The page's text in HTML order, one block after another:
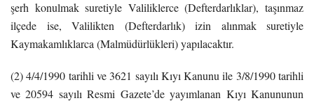
şerh konulmak suretiyle Valiliklerce (Defterdarlıklar), taşınmaz
ilçede ise, Valilikten (Defterdarlık) izin alınmak suretiyle
Kaymakamlıklarca (Malmüdürlükleri) yapılacaktır.
(2) 4/4/1990 tarihli ve 3621 sayılı Kıyı Kanunu ile 3/8/1990 tarihli
ve 20594 sayılı Resmi Gazete’de yayımlanan Kıyı Kanununun